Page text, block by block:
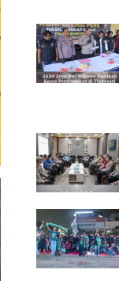
dari
Lapangan
Mapolda